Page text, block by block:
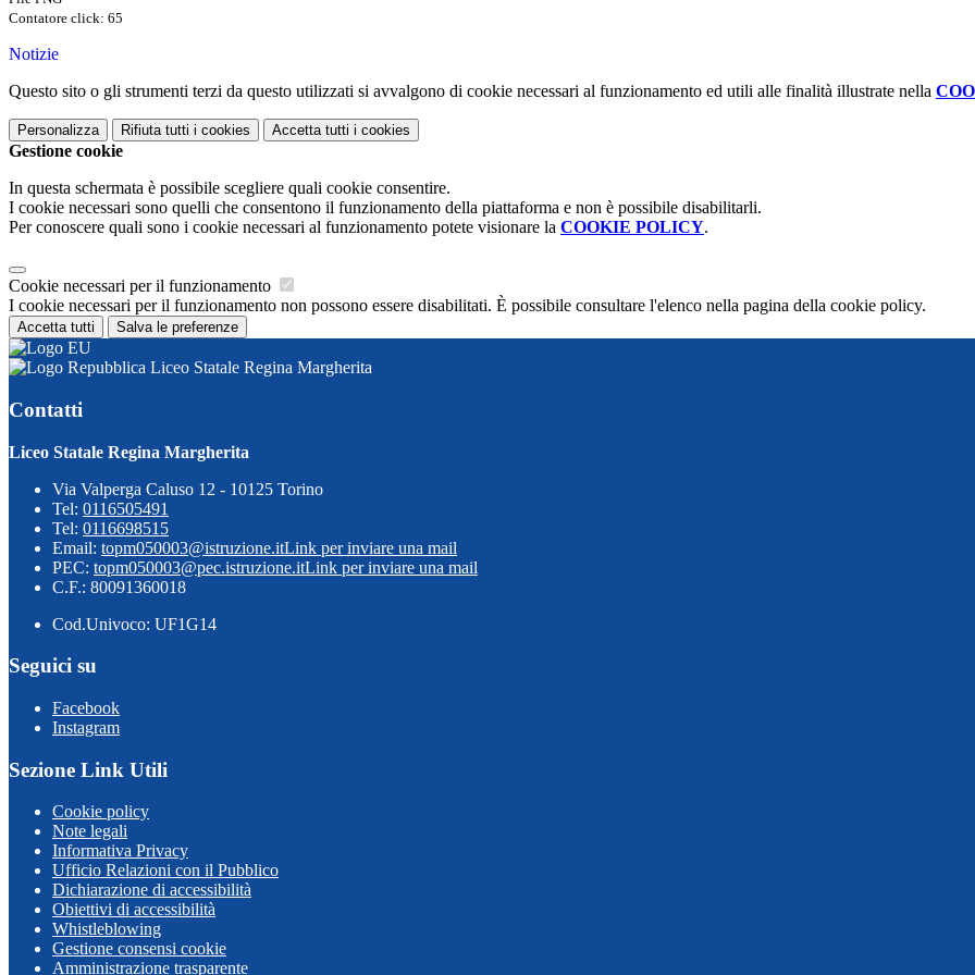
Contatore click: 65
Notizie
Questo sito o gli strumenti terzi da questo utilizzati si avvalgono di cookie necessari al funzionamento ed utili alle finalità illustrate nella
Personalizza Rifiuta tutti i cookies Accetta tutti i cookies
Gestione cookie
In questa schermata è possibile scegliere quali cookie consentire.
I cookie necessari sono quelli che consentono il funzionamento della piattaforma e non è possibile disabilitarli.
Per conoscere quali sono i cookie necessari al funzionamento potete visionare la COOKIE POLICY.
Cookie necessari per il funzionamento
I cookie necessari per il funzionamento non possono essere disabilitati. È possibile consultare l'elenco nella pagina della cookie policy.
Accetta tutti Salva le preferenze
Liceo Statale Regina Margherita
Contatti
Liceo Statale Regina Margherita
Via Valperga Caluso 12 - 10125 Torino
Tel: 0116505491
Tel: 0116698515
Email: topm050003@istruzione.itLink per inviare una mail
PEC: topm050003@pec.istruzione.itLink per inviare una mail
C.F.: 80091360018
Cod.Univoco: UF1G14
Seguici su
Facebook
Instagram
Sezione Link Utili
Cookie policy
Note legali
Informativa Privacy
Ufficio Relazioni con il Pubblico
Dichiarazione di accessibilità
Obiettivi di accessibilità
Whistleblowing
Gestione consensi cookie
Amministrazione trasparente